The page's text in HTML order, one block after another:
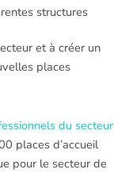
structures
et à créer un
places
du secteur
places d’accueil
pour le secteur de